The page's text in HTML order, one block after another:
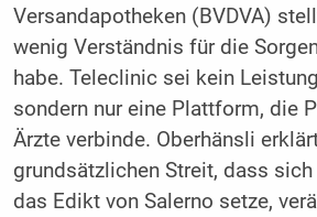
Versandapotheken (BVDVA)
wenig Verständnis für die
habe. Teleclinic sei kein
sondern nur eine Plattform, die
Ärzte verbinde. Oberhänsli
grundsätzlichen Streit, dass sich
das Edikt von Salerno setze,